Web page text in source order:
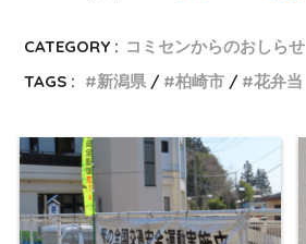
CATEGORY : コミセンからのおしらせ
TAGS :
新潟県 柏崎市 花弁当